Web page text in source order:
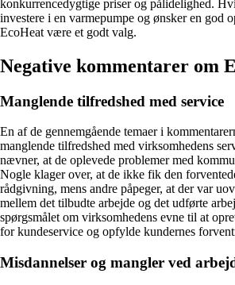
konkurrencedygtige priser og pålidelighed.
investere i en varmepumpe og ønsker en god
EcoHeat være et godt valg.
Negative kommentarer om
Manglende tilfredshed med service
En af de gennemgående temaer i
manglende tilfredshed med virksomhedens
nævner, at de oplevede problemer med
Nogle klager over, at de ikke fik den
rådgivning, mens andre påpeger, at der var
mellem det tilbudte arbejde og det udførte
spørgsmålet om virksomhedens evne til at
for kundeservice og opfylde kundernes
Misdannelser og mangler ved